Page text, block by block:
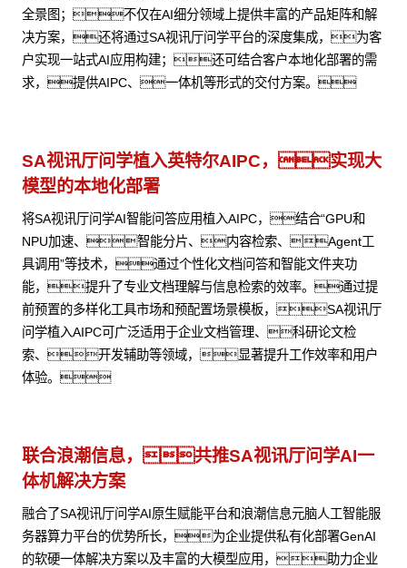
全景图；不仅在AI细分领域上提供丰富的产品矩阵和解
决方案，还将通过SA视讯厅问学平台的深度集成，为客
户实现一站式AI应用构建；还可结合客户本地化部署的需
求，提供AIPC、一体机等形式的交付方案。
SA视讯厅问学植入英特尔AIPC，实现大
模型的本地化部署
将SA视讯厅问学AI智能问答应用植入AIPC，结合“GPU和
NPU加速、智能分片、内容检索、Agent工
具调用”等技术，通过个性化文档问答和智能文件夹功
能，提升了专业文档理解与信息检索的效率。通过提
前预置的多样化工具市场和预配置场景模板，SA视讯厅
问学植入AIPC可广泛适用于企业文档管理、科研论文检
索、开发辅助等领域，显著提升工作效率和用户
体验。
联合浪潮信息，共推SA视讯厅问学AI一
体机解决方案
融合了SA视讯厅问学AI原生赋能平台和浪潮信息元脑人工智能服
务器算力平台的优势所长，为企业提供私有化部署GenAI
的软硬一体解决方案以及丰富的大模型应用，助力企业